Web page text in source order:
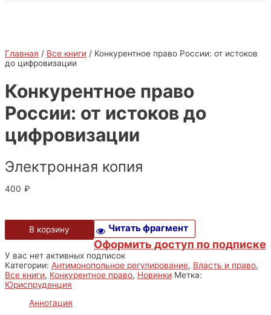
Главная / Все книги / Конкурентное право России: от истоков
до цифровизации
Конкурентное право
России: от истоков до
цифровизации
Электронная копия
400 ₽
В корзину Читать фрагмент
Оформить доступ по подписке
У вас нет активных подписок
Категории: Антимонопольное регулирование, Власть и право,
Все книги, Конкурентное право, Новинки Метка:
Юриспруденция
Аннотация